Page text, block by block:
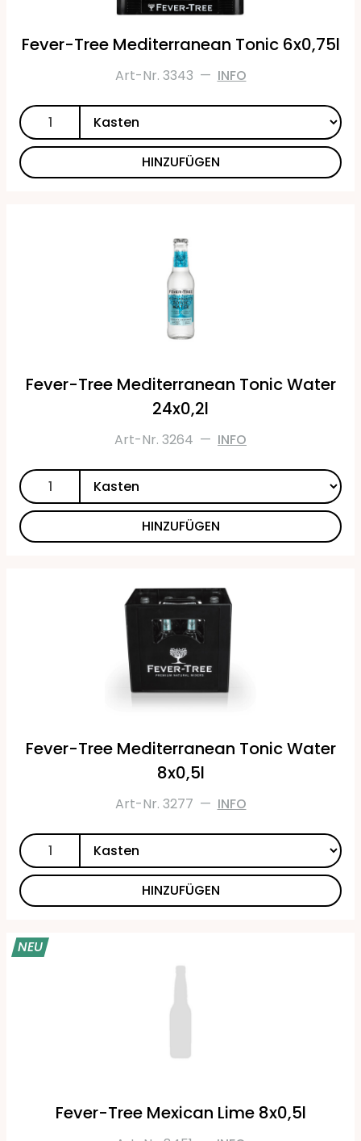
Fever-Tree Mediterranean Tonic 6x0,75l
Art-Nr. 3343 — INFO
HINZUFÜGEN
Fever-Tree Mediterranean Tonic Water
24x0,2l
Art-Nr. 3264 — INFO
HINZUFÜGEN
Fever-Tree Mediterranean Tonic Water
8x0,5l
Art-Nr. 3277 — INFO
HINZUFÜGEN
NEU
Fever-Tree Mexican Lime 8x0,5l